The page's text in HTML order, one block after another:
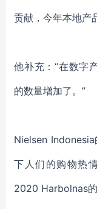
贡献 ， 今年本地产
他补充： “在数字
的数量增加了。”
Nielsen Indonesia
下人们的购物热
2020 Harbolnas的